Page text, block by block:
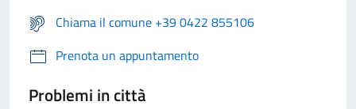
Chiama il comune +39 0422 855106
Prenota un appuntamento
Problemi in città